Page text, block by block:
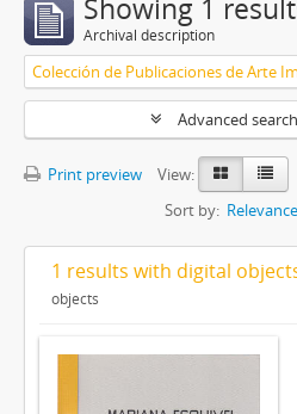
Showing 1
Archival description
Advanced
Print preview
View:
Sort by: Relevance
1 results with digital
objects